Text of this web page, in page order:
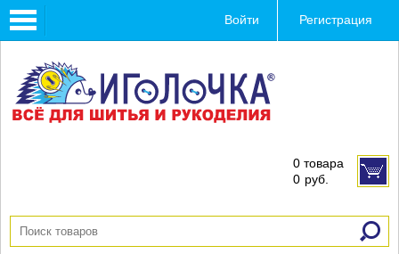
Toggle
navigation
Войти Регистрация
0 товара
0 руб.